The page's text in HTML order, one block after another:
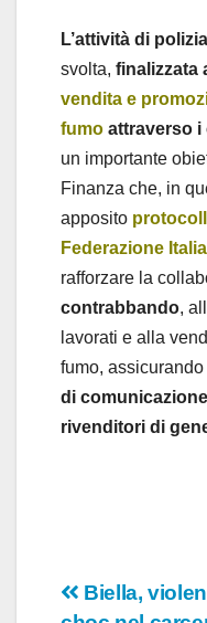
L’attività di
svolta, finalizzata
vendita e
fumo attraverso i
un importante
Finanza che, in
apposito
Federazione
rafforzare la
contrabbando,
lavorati e alla
fumo,
di
rivenditori di
Biella,